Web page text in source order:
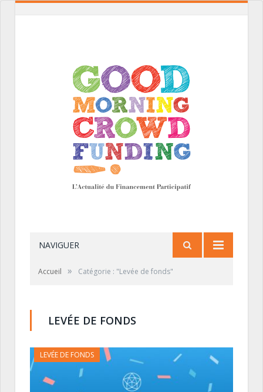
NAVIGUER
Accueil » Catégorie : "Levée de fonds"
LEVÉE DE FONDS
LEVÉE DE FONDS